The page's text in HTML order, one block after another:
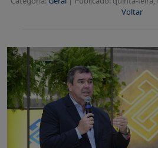
Voltar